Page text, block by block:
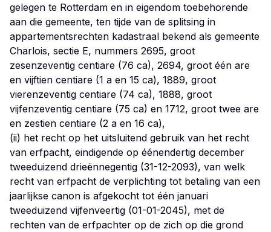
gelegen te Rotterdam en in eigendom toebehorende
aan die gemeente, ten tijde van de splitsing in
appartementsrechten kadastraal bekend als gemeente
Charlois, sectie E, nummers 2695, groot
zesenzeventig centiare (76 ca), 2694, groot één are
en vijftien centiare (1 a en 15 ca), 1889, groot
vierenzeventig centiare (74 ca), 1888, groot
vijfenzeventig centiare (75 ca) en 1712, groot twee are
en zestien centiare (2 a en 16 ca),
(ii) het recht op het uitsluitend gebruik van het recht
van erfpacht, eindigende op éénendertig december
tweeduizend drieënnegentig (31-12-2093), van welk
recht van erfpacht de verplichting tot betaling van een
jaarlijkse canon is afgekocht tot één januari
tweeduizend vijfenveertig (01-01-2045), met de
rechten van de erfpachter op de zich op die grond